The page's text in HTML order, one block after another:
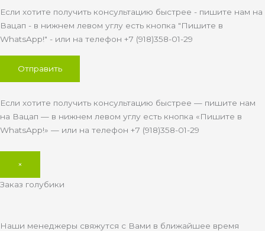
Если хотите получить консультацию быстрее - пишите нам на
Вацап - в нижнем левом углу есть кнопка "Пишите в
WhatsApp!" - или на телефон +7 (918)358-01-29
Если хотите получить консультацию быстрее — пишите нам
на Вацап — в нижнем левом углу есть кнопка «Пишите в
WhatsApp!» — или на телефон +7 (918)358-01-29
×
Заказ голубики
Наши менеджеры свяжутся с Вами в ближайшее время